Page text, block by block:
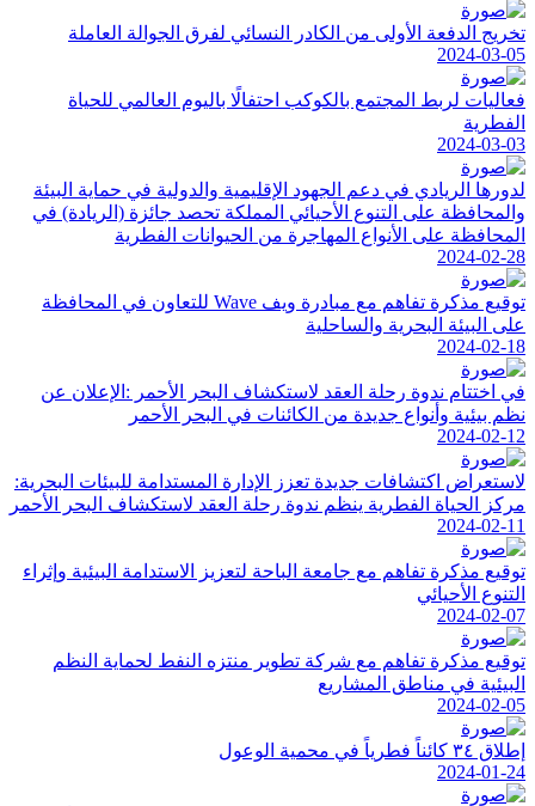
تخريج الدفعة الأولى من الكادر النسائي لفرق الجوالة العاملة
2024-03-05
فعاليات لربط المجتمع بالكوكب احتفالًا باليوم العالمي للحياة
الفطرية
2024-03-03
لدورها الريادي في دعم الجهود الإقليمية والدولية في حماية البيئة
والمحافظة على التنوع الأحيائي المملكة تحصد جائزة (الريادة) في
المحافظة على الأنواع المهاجرة من الحيوانات الفطرية
2024-02-28
توقيع مذكرة تفاهم مع مبادرة ويف Wave للتعاون في المحافظة
على البيئة البحرية والساحلية
2024-02-18
في اختتام ندوة رحلة العقد لاستكشاف البحر الأحمر :الإعلان عن
نظم بيئية وأنواع جديدة من الكائنات في البحر الأحمر
2024-02-12
لاستعراض اكتشافات جديدة تعزز الإدارة المستدامة للبيئات البحرية:
مركز الحياة الفطرية ينظم ندوة رحلة العقد لاستكشاف البحر الأحمر
2024-02-11
توقيع مذكرة تفاهم مع جامعة الباحة لتعزيز الاستدامة البيئية وإثراء
التنوع الأحيائي
2024-02-07
توقيع مذكرة تفاهم مع شركة تطوير منتزه النفط لحماية النظم
البيئية في مناطق المشاريع
2024-02-05
إطلاق ٣٤ كائناً فطرياً في محمية الوعول
2024-01-24